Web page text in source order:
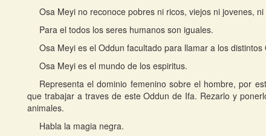
Osa Meyi no reconoce pobres ni ricos, viejos ni jovenes,
Para el todos los seres humanos son iguales.
Osa Meyi es el Oddun facultado para llamar a los
Osa Meyi es el mundo de los espiritus.
Representa el dominio femenino sobre el hombre, por
que trabajar a traves de este Oddun de Ifa. Rezarlo y
animales.
Habla la magia negra.